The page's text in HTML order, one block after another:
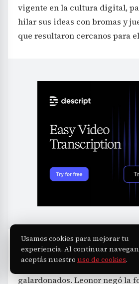
vigente en la cultura digital,
hilar sus ideas con bromas y
que resultaron cercanos para
El humor fue un recurso
interpretar las experiencias de
galardonados. Leonor negó la
Usamos cookies para mejorar tu
experiencia. Al continuar
aceptás nuestro uso de cookies.